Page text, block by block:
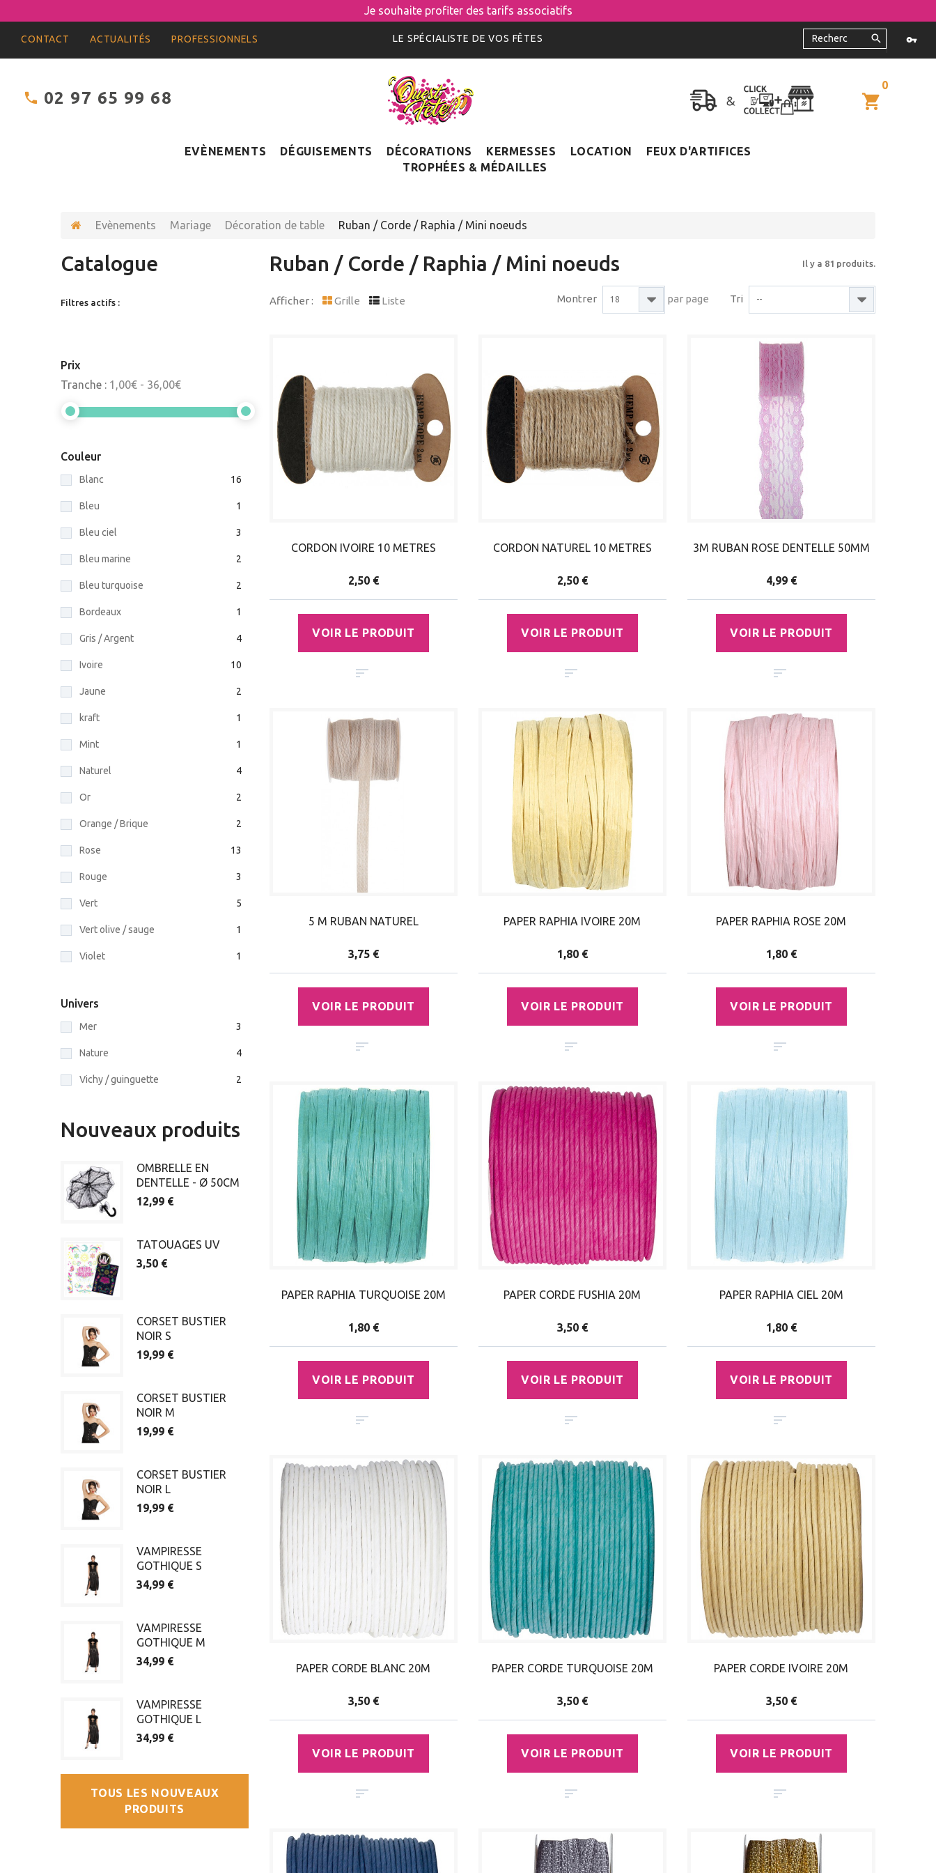
Je souhaite profiter des tarifs associatifs
LE SPÉCIALISTE DE VOS FÊTES
CONTACT ACTUALITÉS PROFESSIONNELS
02 97 65 99 68
0
EVÈNEMENTS DÉGUISEMENTS DÉCORATIONS KERMESSES LOCATION
FEUX D'ARTIFICES
TROPHÉES & MÉDAILLES
Evènements Mariage Décoration de table Ruban / Corde / Raphia / Mini noeuds
Ruban / Corde / Raphia / Mini noeuds Il y a 81 produits.
Afficher : Grille Liste Tri --
Montrer 18 par page
CORDON IVOIRE 10 METRES
2,50 €
VOIR LE PRODUIT
CORDON NATUREL 10 METRES
2,50 €
VOIR LE PRODUIT
3M RUBAN ROSE DENTELLE 50MM
4,99 €
VOIR LE PRODUIT
5 M RUBAN NATUREL
3,75 €
VOIR LE PRODUIT
PAPER RAPHIA IVOIRE 20M
1,80 €
VOIR LE PRODUIT
PAPER RAPHIA ROSE 20M
1,80 €
VOIR LE PRODUIT
PAPER RAPHIA TURQUOISE 20M
1,80 €
VOIR LE PRODUIT
PAPER CORDE FUSHIA 20M
3,50 €
VOIR LE PRODUIT
PAPER RAPHIA CIEL 20M
1,80 €
VOIR LE PRODUIT
PAPER CORDE BLANC 20M
3,50 €
VOIR LE PRODUIT
PAPER CORDE TURQUOISE 20M
3,50 €
VOIR LE PRODUIT
PAPER CORDE IVOIRE 20M
3,50 €
VOIR LE PRODUIT
Catalogue
Filtres actifs :
Prix
Tranche : 1,00€ - 36,00€
Couleur
Blanc 16
Bleu 1
Bleu ciel 3
Bleu marine 2
Bleu turquoise 2
Bordeaux 1
Gris / Argent 4
Ivoire 10
Jaune 2
kraft 1
Mint 1
Naturel 4
Or 2
Orange / Brique 2
Rose 13
Rouge 3
Vert 5
Vert olive / sauge 1
Violet 1
Univers
Mer 3
Nature 4
Vichy / guinguette 2
Nouveaux produits
OMBRELLE EN
DENTELLE - Ø 50CM
12,99 €
TATOUAGES UV
3,50 €
CORSET BUSTIER
NOIR S
19,99 €
CORSET BUSTIER
NOIR M
19,99 €
CORSET BUSTIER
NOIR L
19,99 €
VAMPIRESSE
GOTHIQUE S
34,99 €
VAMPIRESSE
GOTHIQUE M
34,99 €
VAMPIRESSE
GOTHIQUE L
34,99 €
TOUS LES NOUVEAUX
PRODUITS